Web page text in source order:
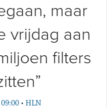
maar
vrijdag aan
filters
• HLN